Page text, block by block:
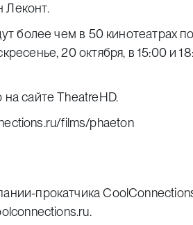
Леконт.
более чем в 50 кинотеатрах
20 октября, в 15:00 и
на сайте TheatreHD.
films/phaeton
прокатчика
.